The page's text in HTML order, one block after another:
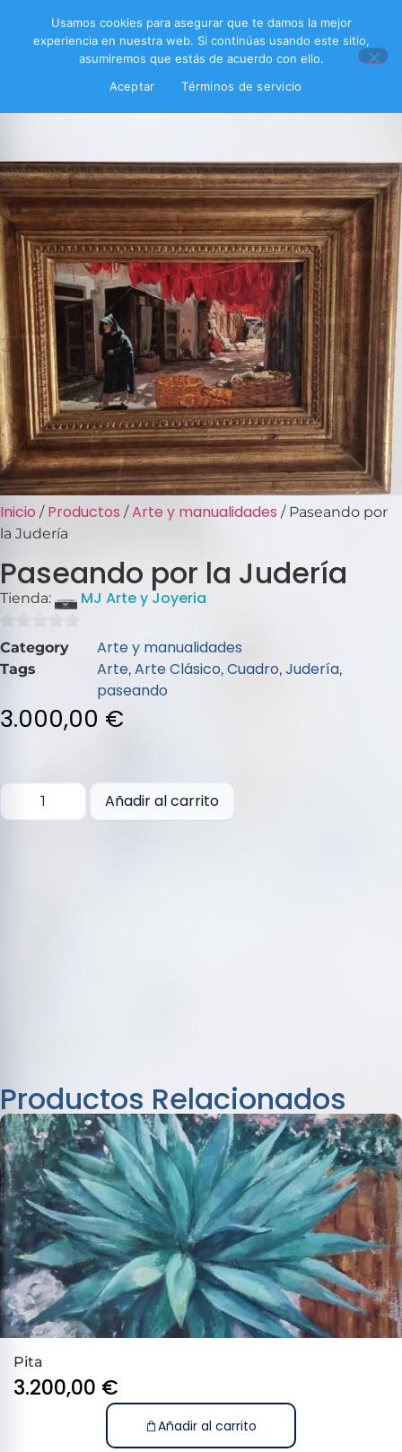
Inicio / Productos /Arte y manualidades / Paseando por
la Judería
Paseando por la Judería
Tienda: MJ Arte y Joyeria
0
de
Category Arte y manualidades
Tags Arte, Arte Clásico, Cuadro, Judería,
paseando
3.000,00 €
Añadir al carrito
Productos Relacionados
Pita
3.200,00 €
Añadir al carrito
Usamos cookies para asegurar que te damos la mejor
experiencia en nuestra web. Si continúas usando este sitio,
asumiremos que estás de acuerdo con ello.
Aceptar
Términos de servicio